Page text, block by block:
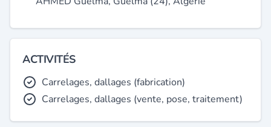
ACTIVITÉS
Carrelages, dallages (fabrication)
Carrelages, dallages (vente, pose, traitement)